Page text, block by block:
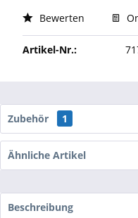
Bewerten
Artikel-Nr.:
Zubehör 1
Ähnliche Artikel
Beschreibung